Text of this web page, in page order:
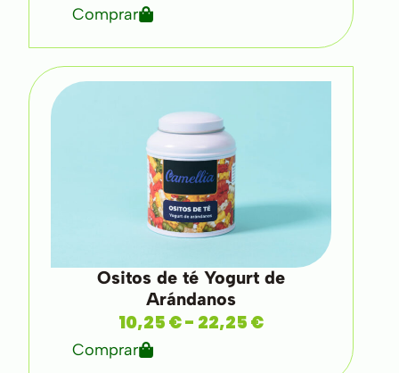
Comprar
Ositos de té Yogurt de
Arándanos
10,25€- 22,25€
Comprar